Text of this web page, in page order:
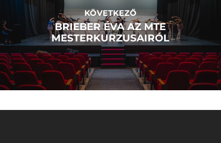
KÖVETKEZŐ
BRIEBER ÉVA AZ MTE
MESTERKURZUSAIRÓL